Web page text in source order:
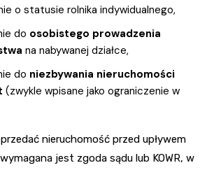
o statusie rolnika indywidualnego,
do osobistego prowadzenia
na nabywanej działce,
do niezbywania nieruchomości
(zwykle wpisane jako ograniczenie w
nieruchomość przed upływem
jest zgoda sądu lub KOWR, w